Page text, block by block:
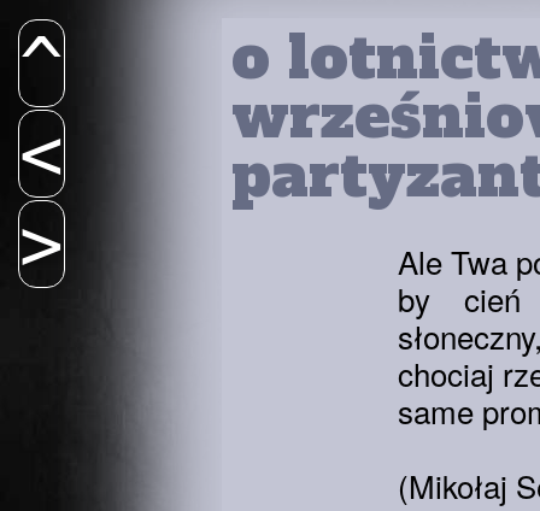
^
<
>
o
Ale Twa
by cień
chociaj
same
(Mikołaj